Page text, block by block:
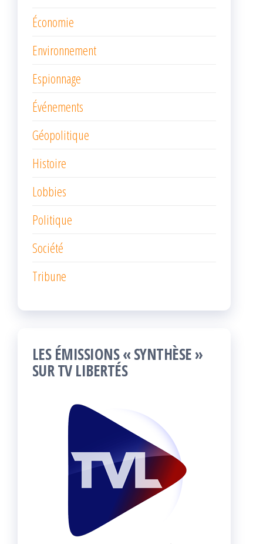
Économie
Environnement
Espionnage
Événements
Géopolitique
Histoire
Lobbies
Politique
Société
Tribune
LES ÉMISSIONS « SYNTHÈSE »
SUR TV LIBERTÉS